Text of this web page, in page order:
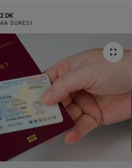
2 DK
SÜRESI